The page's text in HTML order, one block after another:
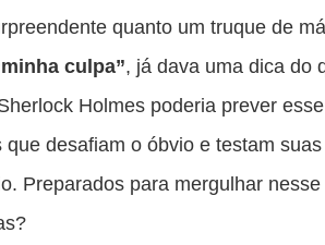
quanto um truque de
culpa”, já dava uma dica do
Holmes poderia prever
que desafiam o óbvio e testam
Preparados para mergulhar